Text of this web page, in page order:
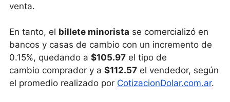
venta.
En tanto, el billete minorista se comercializó en
bancos y casas de cambio con un incremento de
0.15%, quedando a $105.97 el tipo de
cambio comprador y a $112.57 el vendedor, según
el promedio realizado por CotizacionDolar.com.ar.